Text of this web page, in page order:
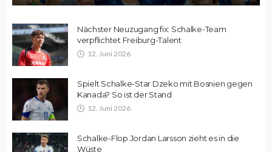
Nächster Neuzugang fix: Schalke-Team
verpflichtet Freiburg-Talent
12. Juni 2026
Spielt Schalke-Star Dzeko mit Bosnien gegen
Kanada? So ist der Stand
12. Juni 2026
Schalke-Flop Jordan Larsson zieht es in die
Wüste